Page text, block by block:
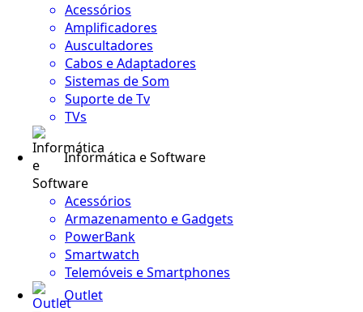
Acessórios
Amplificadores
Auscultadores
Cabos e Adaptadores
Sistemas de Som
Suporte de Tv
TVs
Informática e Software
Acessórios
Armazenamento e Gadgets
PowerBank
Smartwatch
Telemóveis e Smartphones
Outlet